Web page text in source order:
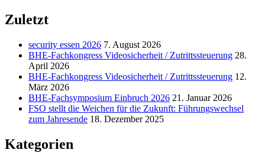
Zuletzt
security essen 2026 7. August 2026
BHE-Fachkongress Videosicherheit / Zutrittssteuerung 28.
April 2026
BHE-Fachkongress Videosicherheit / Zutrittssteuerung 12.
März 2026
BHE-Fachsymposium Einbruch 2026 21. Januar 2026
FSO stellt die Weichen für die Zukunft: Führungswechsel
zum Jahresende 18. Dezember 2025
Kategorien